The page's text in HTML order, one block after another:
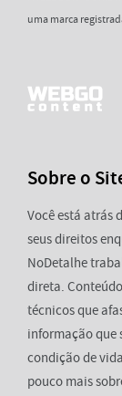
uma marca
Sobre o
Você está atrás
seus direitos
NoDetalhe
direta.
técnicos que
informação que
condição de
pouco mais